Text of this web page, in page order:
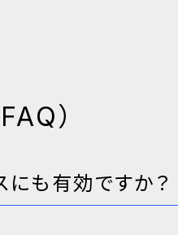
）
も有効ですか？